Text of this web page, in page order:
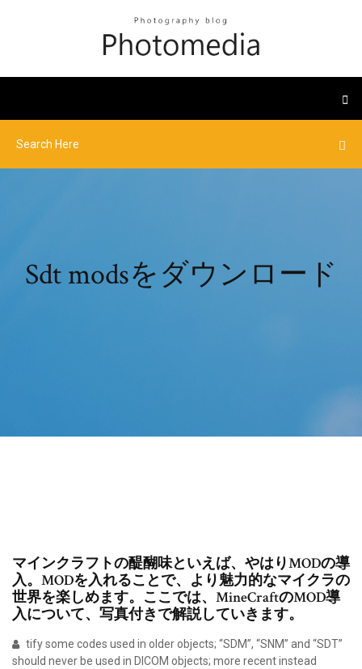
Sdt modsをダウンロード
マインクラフトの醍醐味といえば、やはりMODの導
入。MODを入れることで、より魅力的なマイクラの
世界を楽しめます。ここでは、MineCraftのMOD導
入について、写真付きで解説していきます。
tify some codes used in older objects; “SDM”, “SNM” and “SDT”
should never be used in DICOM objects; more recent instead